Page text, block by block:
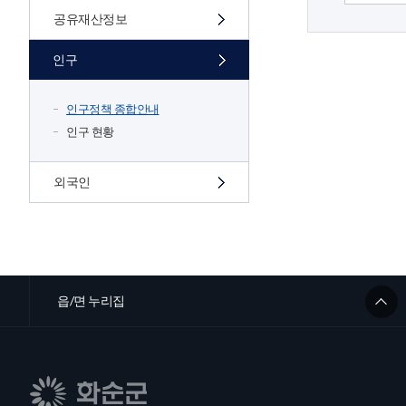
공유재산정보
인구
인구정책 종합안내
인구 현황
외국인
읍/면 누리집